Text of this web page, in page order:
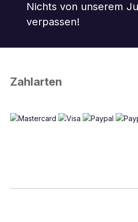
Nichts von unserem
verpassen!
Zahlarten